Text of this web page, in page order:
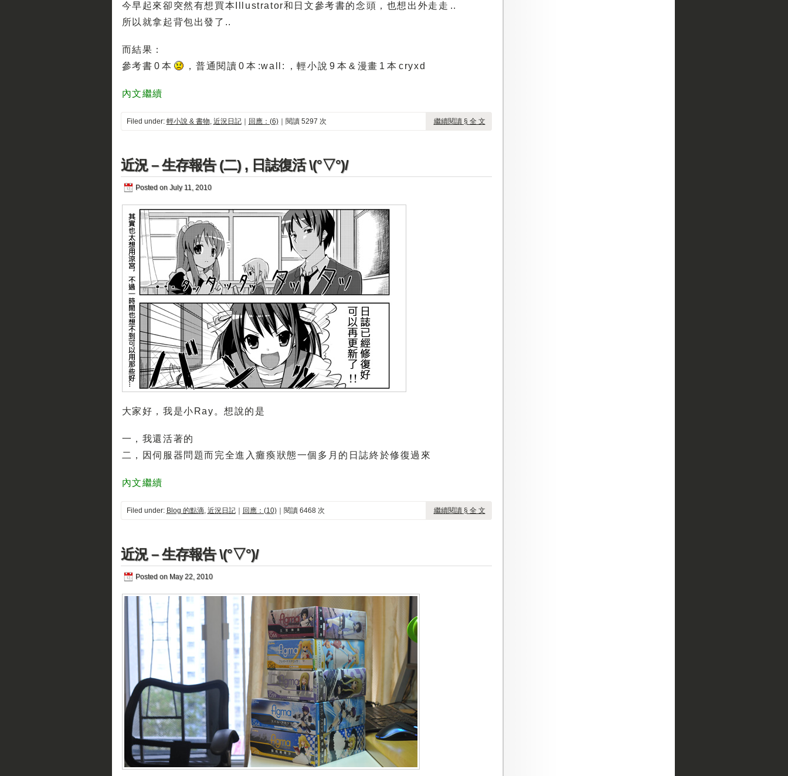
今早起來卻突然有想買本Illustrator和日文參考書的念頭，也想出外走走 ..
所以就拿起背包出發了..
而結果：
參考書 0 本
，普通閱讀 0 本 :wall: ，輕小說 9 本 & 漫畫 1 本 cryxd
內文繼續
Filed under: 輕小說 & 書物, 近況日記｜ 回應：(6)｜閱讀 5297 次 繼續閱讀 § 全 文
近況 – 生存報告 (二) , 日誌復活 \(°▽°)/
Posted on July 11, 2010
大家好，我是小Ray。想說的是
一，我還活著的
二，因伺服器問題而完全進入癱瘓狀態一個多月的日誌終於修復過來
內文繼續
Filed under: Blog 的點滴, 近況日記｜ 回應：(10)｜閱讀 6468 次 繼續閱讀 § 全 文
近況 – 生存報告 \(°▽°)/
Posted on May 22, 2010